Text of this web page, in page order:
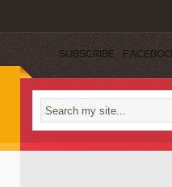
SUBSCRIBE